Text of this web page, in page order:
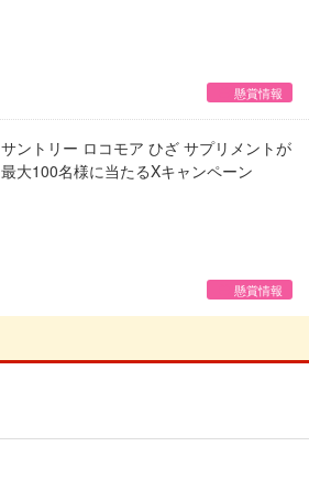
懸賞情報
サントリー ロコモア ひざ サプリメントが
最大100名様に当たるXキャンペーン
懸賞情報